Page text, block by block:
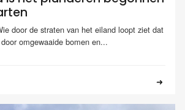
door de straten van het eiland loopt ziet dat
omgewaaide bomen en...